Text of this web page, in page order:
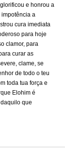
e honrou a
impotência a
cura imediata
para hoje
clamor, para
curar as
clame, se
de todo o teu
toda tua força e
Elohim é
que